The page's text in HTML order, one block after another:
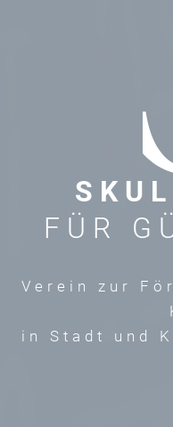
FÜR
Verein zur
in Stadt und